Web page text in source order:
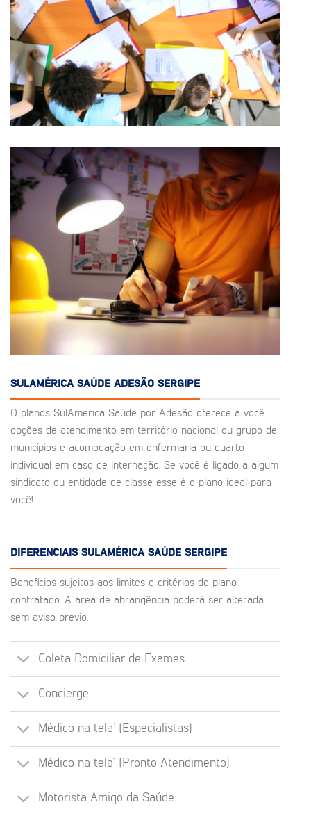
SULAMÉRICA SAÚDE ADESÃO SERGIPE
O planos SulAmérica Saúde por Adesão oferece a você
opções de atendimento em território nacional ou grupo de
municípios e acomodação em enfermaria ou quarto
individual em caso de internação. Se você é ligado a algum
sindicato ou entidade de classe esse é o plano ideal para
você!
DIFERENCIAIS SULAMÉRICA SAÚDE SERGIPE
Benefícios sujeitos aos limites e critérios do plano
contratado. A área de abrangência poderá ser alterada
sem aviso prévio.
Coleta Domiciliar de Exames
Concierge
Médico na tela¹ (Especialistas)
Médico na tela¹ (Pronto Atendimento)
Motorista Amigo da Saúde